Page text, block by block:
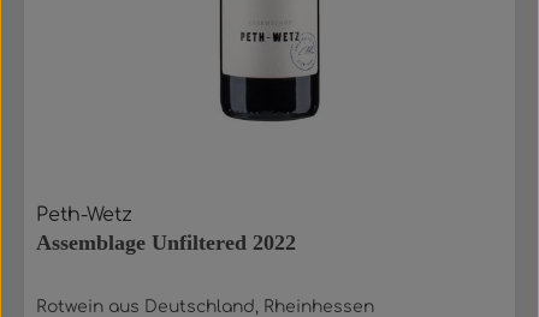
Peth-Wetz
Assemblage Unfiltered 2022
Rotwein aus Deutschland, Rheinhessen